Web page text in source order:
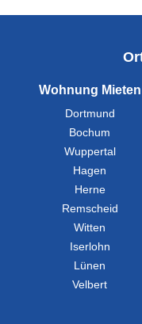
Wohnung Mieten
Dortmund
Bochum
Wuppertal
Hagen
Herne
Remscheid
Witten
Iserlohn
Lünen
Velbert